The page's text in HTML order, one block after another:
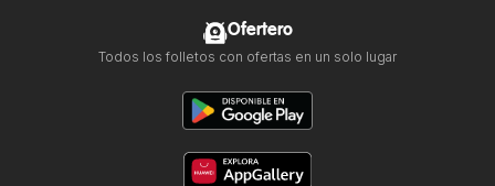
Ofertero
Todos los folletos con ofertas en un solo lugar